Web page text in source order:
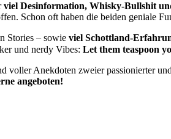
viel Desinformation, Whisky-Bullshit
Schon oft haben die beiden geniale
Stories – sowie viel Schottland-
und nerdy Vibes: Let them teaspoon
voller Anekdoten zweier passionierter
angeboten!